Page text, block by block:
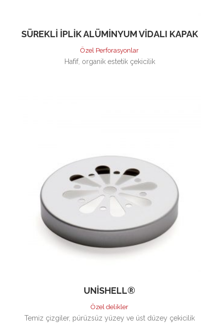
SÜREKLI İPLIK ALÜMINYUM VIDALI KAPAK
Özel Perforasyonlar
Hafif, organik estetik çekicilik
UNISHELL®
Özel delikler
Temiz çizgiler, pürüzsüz yüzey ve üst düzey çekicilik